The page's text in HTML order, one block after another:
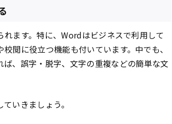
ます。特に、Wordはビジネスで利用して
閲に役立つ機能も付いています。中でも、
ば、誤字・脱字、文字の重複などの簡単な文
いきましょう。